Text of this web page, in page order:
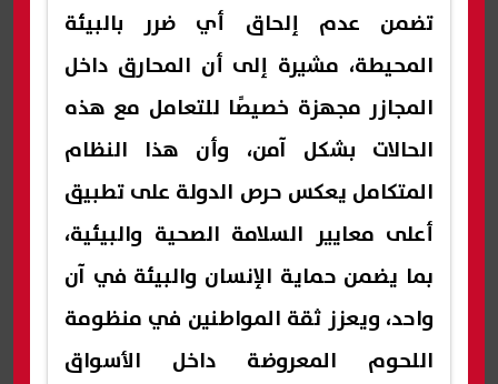
تضمن عدم إلحاق أي ضرر بالبيئة
المحيطة، مشيرة إلى أن المحارق داخل
المجازر مجهزة خصيصًا للتعامل مع هذه
الحالات بشكل آمن، وأن هذا النظام
المتكامل يعكس حرص الدولة على تطبيق
أعلى معايير السلامة الصحية والبيئية،
بما يضمن حماية الإنسان والبيئة في آن
واحد، ويعزز ثقة المواطنين في منظومة
اللحوم المعروضة داخل الأسواق